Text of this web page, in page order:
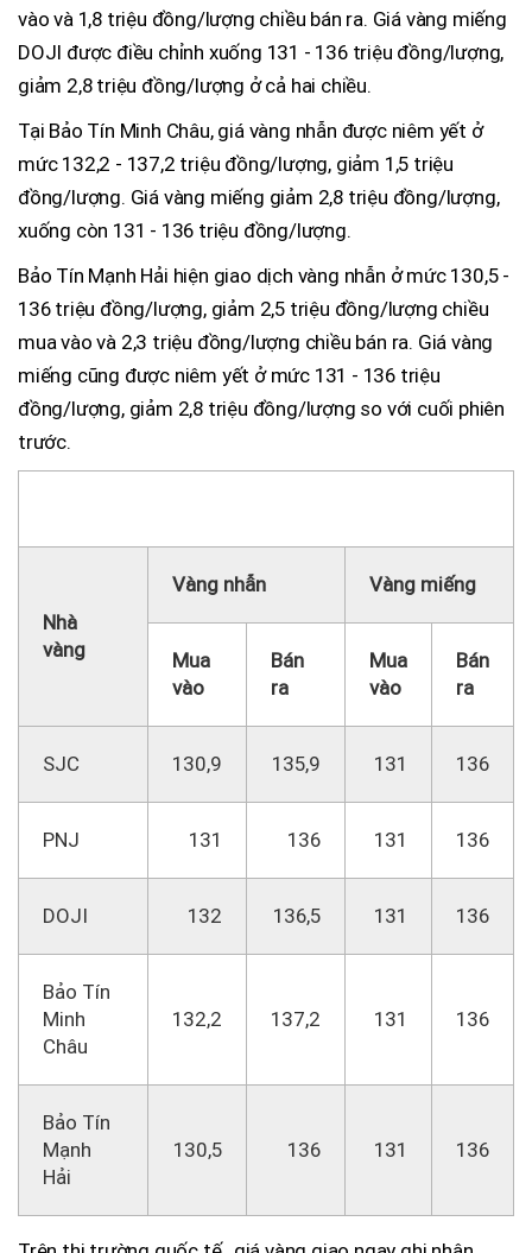
vào và 1,8 triệu đồng/lượng chiều bán ra. Giá vàng miếng
DOJI được điều chỉnh xuống 131 - 136 triệu đồng/lượng,
giảm 2,8 triệu đồng/lượng ở cả hai chiều.
Tại Bảo Tín Minh Châu, giá vàng nhẫn được niêm yết ở
mức 132,2 - 137,2 triệu đồng/lượng, giảm 1,5 triệu
đồng/lượng. Giá vàng miếng giảm 2,8 triệu đồng/lượng,
xuống còn 131 - 136 triệu đồng/lượng.
Bảo Tín Mạnh Hải hiện giao dịch vàng nhẫn ở mức 130,5 -
136 triệu đồng/lượng, giảm 2,5 triệu đồng/lượng chiều
mua vào và 2,3 triệu đồng/lượng chiều bán ra. Giá vàng
miếng cũng được niêm yết ở mức 131 - 136 triệu
đồng/lượng, giảm 2,8 triệu đồng/lượng so với cuối phiên
trước.
Nhà
vàng
Vàng nhẫn Vàng miếng
Mua
vào
Bán
ra
Mua
vào
Bán
ra
SJC 130,9 135,9 131 136
PNJ 131 136 131 136
DOJI 132 136,5 131 136
Bảo Tín
Minh
Châu
132,2 137,2 131 136
Bảo Tín
Mạnh
Hải
130,5 136 131 136